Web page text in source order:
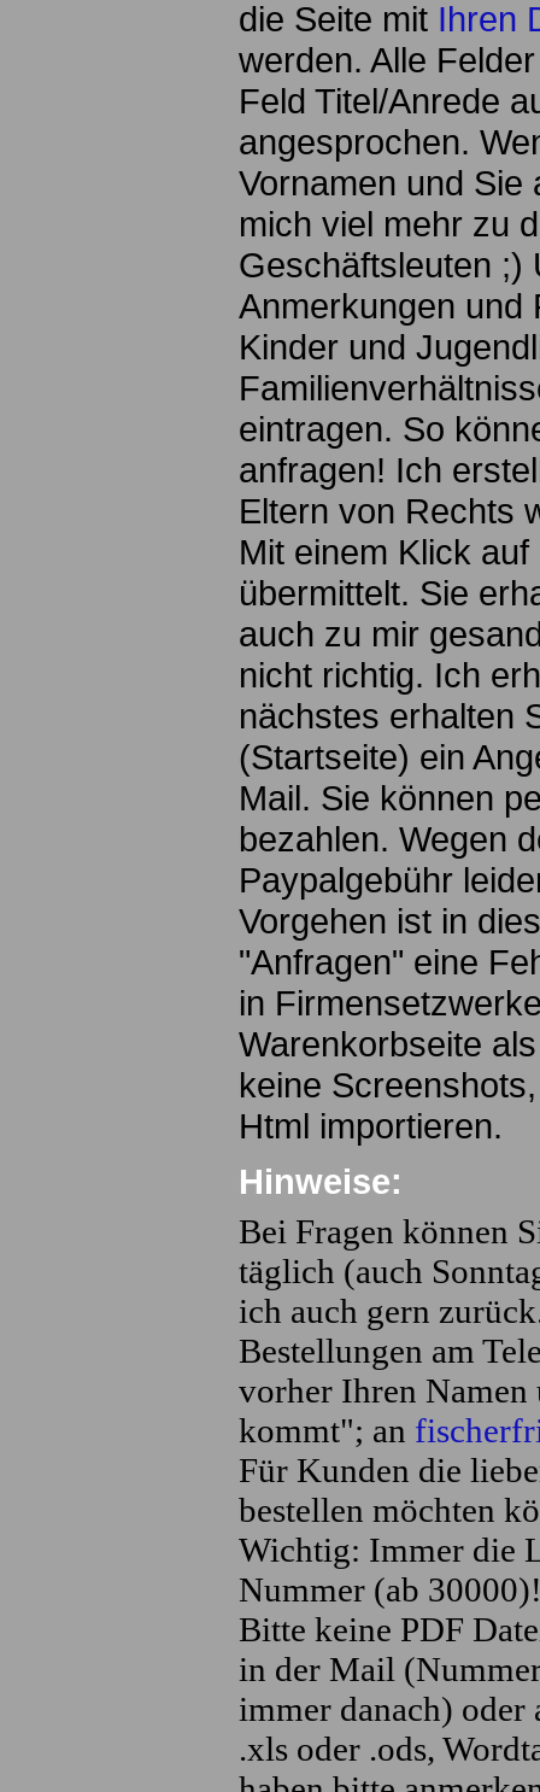
die Seite mit Ihren
werden. Alle
Feld Titel/Anrede
angesprochen.
Vornamen und
mich viel mehr zu
Geschäftsleuten ;)
Anmerkungen und
Kinder und
eintragen. So
anfragen! Ich
Eltern von Rechts
Mit einem Klick
übermittelt. Sie
auch zu mir
nicht richtig. Ich
nächstes erhalten
(Startseite) ein
Mail. Sie können
bezahlen. Wegen
Paypalgebühr
Vorgehen ist in
"Anfragen" eine
in
Warenkorbseite
keine
Html importieren.
Hinweise:
Bei Fragen können
täglich (auch
ich auch gern
Bestellungen am
vorher Ihren
kommt"; an
Für Kunden die
bestellen möchten
Wichtig: Immer die
Nummer (ab
Bitte keine PDF
in der Mail
immer danach) oder
.xls oder .ods,